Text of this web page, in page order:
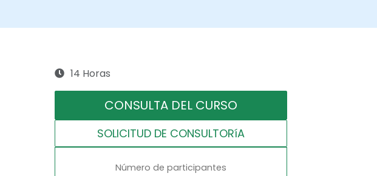
14 Horas
CONSULTA DEL CURSO
SOLICITUD DE CONSULTORíA
Número de participantes